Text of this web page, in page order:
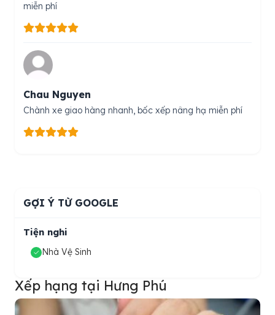
miễn phí
Chau Nguyen
Chành xe giao hàng nhanh, bốc xếp nâng hạ miễn phí
GỢI Ý TỪ GOOGLE
Tiện nghi
Nhà Vệ Sinh
Xếp hạng tại Hưng Phú